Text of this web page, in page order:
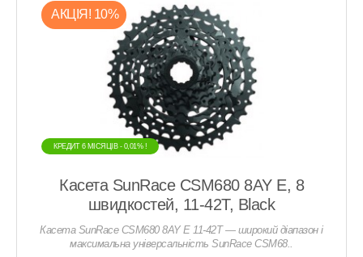
АКЦIЯ! 10%
КРЕДИТ 6 МIСЯЦIВ - 0,01% !
Касета SunRace CSM680 8AY E, 8
швидкостей, 11-42Т, Black
Касета SunRace CSM680 8AY E 11-42T — широкий діапазон і
максимальна універсальність SunRace CSM68..